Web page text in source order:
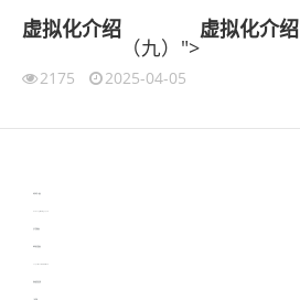
虚拟化介绍
（九）">
虚拟化介绍
2175 2025-04-05